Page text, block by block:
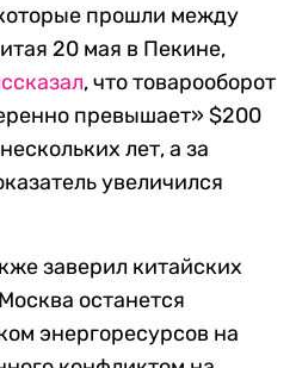
прошли между
20 мая в Пекине,
, что товарооборот
превышает» $200
лет, а за
увеличился
заверил китайских
останется
энергоресурсов на